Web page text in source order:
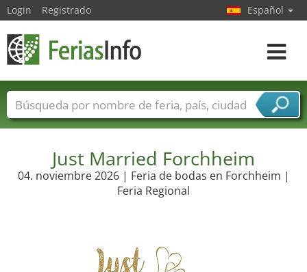
Just Married Forchheim
04. noviembre 2026 | Feria de bodas en Forchheim |
Feria Regional
Login Registrado Español
toggle
Nombres de ferias Países
Ciudades
Sectores de proveedor de servicios